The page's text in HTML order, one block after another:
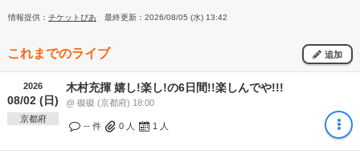
情報提供： チケットぴあ 最終更新：2026/08/05 (水) 13:42
これまでのライブ 追加
2026
08/02 (日)
京都府
木村充揮 嬉し!楽し!の6日間!!楽しんでや!!!
@ 磔磔 (京都府) 18:00
-- 件 0 人 1 人